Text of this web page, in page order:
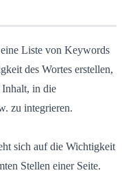
Liste von Keywords
des Wortes erstellen,
in die
zu integrieren.
sich auf die Wichtigkeit
Stellen einer Seite.